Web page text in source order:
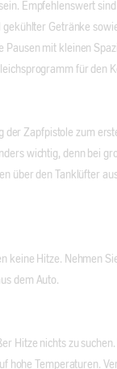
Empfehlenswert
gekühlter Getränke
Pausen mit kleinen
für den
der Zapfpistole zum
wichtig, denn bei
über den Tanklüfter
keine Hitze. Nehmen
dem Auto.
Hitze nichts zu
hohe Temperaturen.